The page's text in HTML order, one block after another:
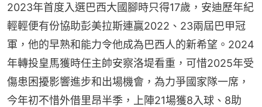
2023年首度入選巴西大國腳時只得17歲，安迪歷年紀
輕輕便有份協助彭美拉斯連贏2022、23兩屆巴甲冠
軍，他的早熟和能力令他成為巴西人的新希望。2024
年轉投皇馬獲時任主帥安察洛堤看重，可惜2025年受
傷患困擾影響進步和出場機會，為力爭國家隊一席，
今年初不惜外借里昂半季，上陣21場獲8入球、8助